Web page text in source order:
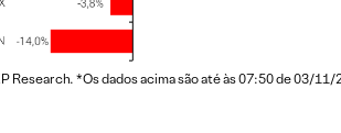
Research. *Os dados acima são até às 07:50 de 03/11/